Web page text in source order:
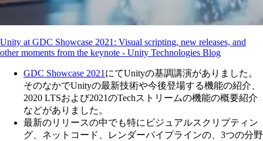
Unity at GDC Showcase 2021: Visual scripting, new releases, and
other moments from the keynote - Unity Technologies Blog
GDC Showcase 2021 にてUnityの基調講演がありました。
そのなかでUnityの最新技術や今後登場する機能の紹介、
2020 LTSおよび2021のTechストリームの機能の概要紹介
などがありました。
最新のリリースの中でも特にビジュアルスクリプティン
グ、ネットコード、レンダーパイプラインの、3つの分野